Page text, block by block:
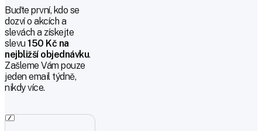
Buďte první, kdo se
dozví o akcích a
slevách a získejte
slevu150 Kč na
nejbližší objednávku.
Zašleme Vám pouze
jeden email týdně,
nikdy více.